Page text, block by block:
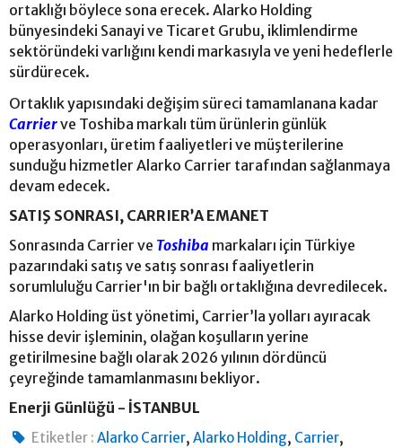
ortaklığı böylece sona erecek. Alarko Holding
bünyesindeki Sanayi ve Ticaret Grubu, iklimlendirme
sektöründeki varlığını kendi markasıyla ve yeni hedeflerle
sürdürecek.
Ortaklık yapısındaki değişim süreci tamamlanana kadar
Carrierve Toshiba markalı tüm ürünlerin günlük
operasyonları, üretim faaliyetleri ve müşterilerine
sunduğu hizmetler Alarko Carrier tarafından sağlanmaya
devam edecek.
SATIŞ SONRASI, CARRIER’A EMANET
Sonrasında Carrier ve Toshiba markaları için Türkiye
pazarındaki satış ve satış sonrası faaliyetlerin
sorumluluğu Carrier'ın bir bağlı ortaklığına devredilecek.
Alarko Holding üst yönetimi, Carrier’la yolları ayıracak
hisse devir işleminin, olağan koşulların yerine
getirilmesine bağlı olarak 2026 yılının dördüncü
çeyreğinde tamamlanmasını bekliyor.
Enerji Günlüğü - İSTANBUL
Etiketler : Alarko Carrier,Alarko Holding, Carrier,